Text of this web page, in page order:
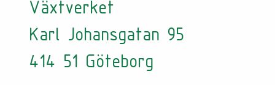
Växtverket
Karl Johansgatan 95
414 51 Göteborg